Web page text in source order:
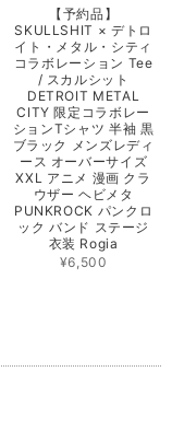
【予約品】
SKULLSHIT × デトロ
イト・メタル・シティ
コラボレーション Tee
/ スカルシット
DETROIT METAL
CITY 限定コラボレー
ションTシャツ 半袖 黒
ブラック メンズレディ
ース オーバーサイズ
XXL アニメ 漫画 クラ
ウザー ヘビメタ
PUNKROCK パンクロ
ック バンド ステージ
衣装 Rogia
¥6,500